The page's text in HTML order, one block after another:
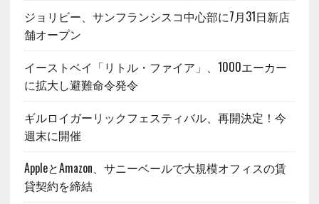
ジョリビー、サンフランシスコ中心部に7月31日新店
舗オープン
イーストベイ「リトル・ファイア」、1000エーカー
に拡大し避難命令発令
ギルロイガーリックフェスティバル、再開決定！今
週末に開催
AppleとAmazon、サニーベールで大規模オフィスの賃
貸契約を締結